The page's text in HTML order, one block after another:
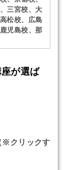
三宮校、大
松校、広島
児島校、那
クリックす